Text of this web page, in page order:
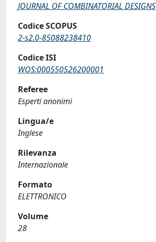
JOURNAL OF COMBINATORIAL DESIGNS
Codice SCOPUS
2-s2.0-85088238410
Codice ISI
WOS:000550526200001
Referee
Esperti anonimi
Lingua/e
Inglese
Rilevanza
Internazionale
Formato
ELETTRONICO
Volume
28